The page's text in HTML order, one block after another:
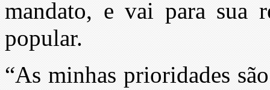
mandato, e vai para sua
popular.
“As minhas prioridades